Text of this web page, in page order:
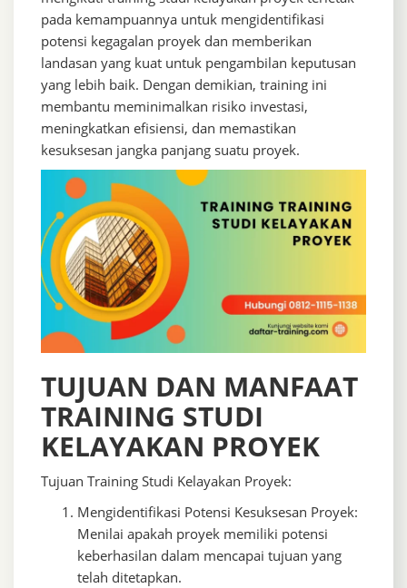
pada kemampuannya untuk mengidentifikasi
potensi kegagalan proyek dan memberikan
landasan yang kuat untuk pengambilan keputusan
yang lebih baik. Dengan demikian, training ini
membantu meminimalkan risiko investasi,
meningkatkan efisiensi, dan memastikan
kesuksesan jangka panjang suatu proyek.
TUJUAN DAN MANFAAT
TRAINING STUDI
KELAYAKAN PROYEK
Tujuan Training Studi Kelayakan Proyek:
Mengidentifikasi Potensi Kesuksesan Proyek:
Menilai apakah proyek memiliki potensi
keberhasilan dalam mencapai tujuan yang
telah ditetapkan.